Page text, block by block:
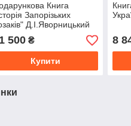
Книга
Запорізьких
Д.І.Яворницький
500₴
Купити
8